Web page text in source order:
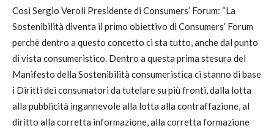
Così Sergio Veroli Presidente di Consumers’ Forum: “La
Sostenibilità diventa il primo obiettivo di Consumers’ Forum
perchè dentro a questo concetto ci sta tutto, anche dal punto
di vista consumeristico. Dentro a questa prima stesura del
Manifesto della Sostenibilità consumeristica ci stanno di base
i Diritti dei consumatori da tutelare su più fronti, dalla lotta
alla pubblicità ingannevole alla lotta alla contraffazione, al
diritto alla corretta informazione, alla corretta formazione